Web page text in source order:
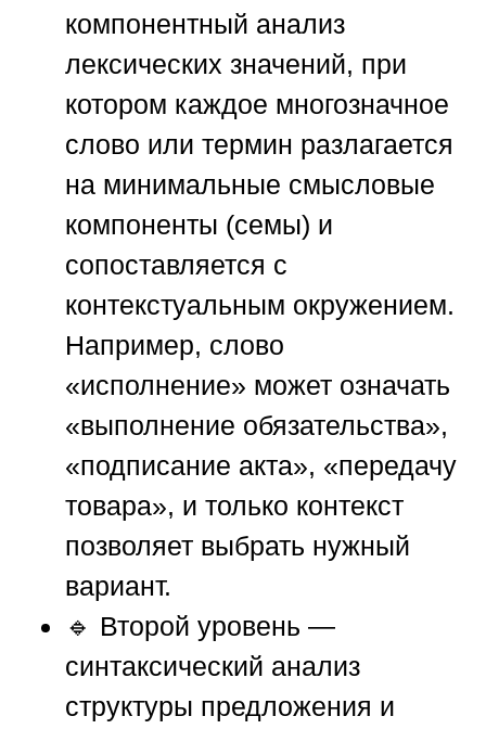
компонентный анализ
лексических значений, при
котором каждое многозначное
слово или термин разлагается
на минимальные смысловые
компоненты (семы) и
сопоставляется с
контекстуальным окружением.
Например, слово
«исполнение» может означать
«выполнение обязательства»,
«подписание акта», «передачу
товара», и только контекст
позволяет выбрать нужный
вариант.
🔹 Второй уровень —
синтаксический анализ
структуры предложения и